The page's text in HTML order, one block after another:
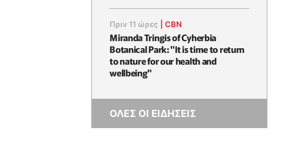
Πριν 11 ώρες |CBN
Miranda Tringis of Cyherbia
Botanical Park: "It is time to return
to nature for our health and
wellbeing"
ΟΛΕΣ ΟΙ ΕΙΔΗΣΕΙΣ